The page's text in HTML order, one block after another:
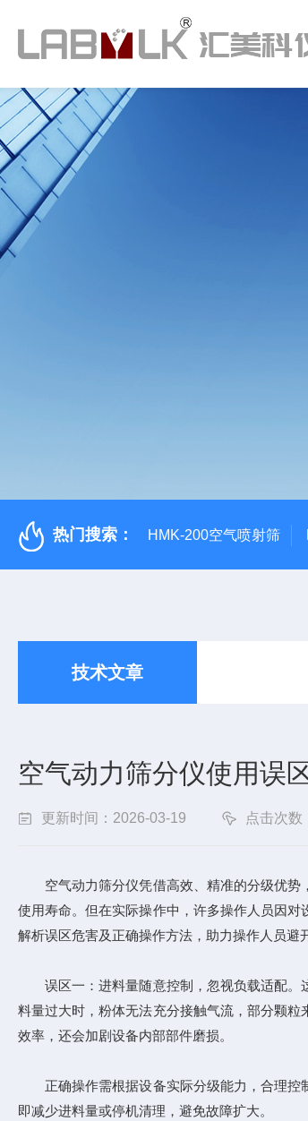
热门搜索： HMK-200空气喷射筛
技术文章
空气动力筛分仪使用误
更新时间：2026-03-19 点击次数
空气动力筛分仪凭借高效、精准的分级优势
使用寿命。但在实际操作中，许多操作人员因
解析误区危害及正确操作方法，助力操作人员避
误区一：进料量随意控制，忽视负载适配。
料量过大时，粉体无法充分接触气流，部分颗
效率，还会加剧设备内部部件磨损。
正确操作需根据设备实际分级能力，合理控
即减少进料量或停机清理，避免故障扩大。